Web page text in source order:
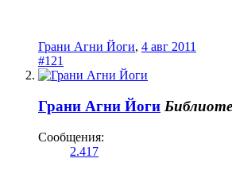
Грани Агни Йоги, 4 авг 2011
#121
Грани Агни Йоги
Сообщения:
2.417